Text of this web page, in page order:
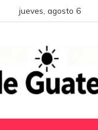
jueves, agosto 6